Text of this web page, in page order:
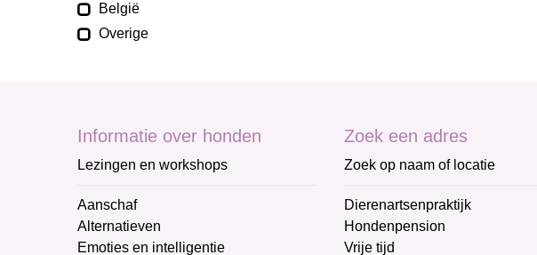
België
Overige
Informatie over honden
Lezingen en workshops
Aanschaf
Alternatieven
Emoties en intelligentie
Zoek een adres
Zoek op naam of locatie
Dierenartsenpraktijk
Hondenpension
Vrije tijd